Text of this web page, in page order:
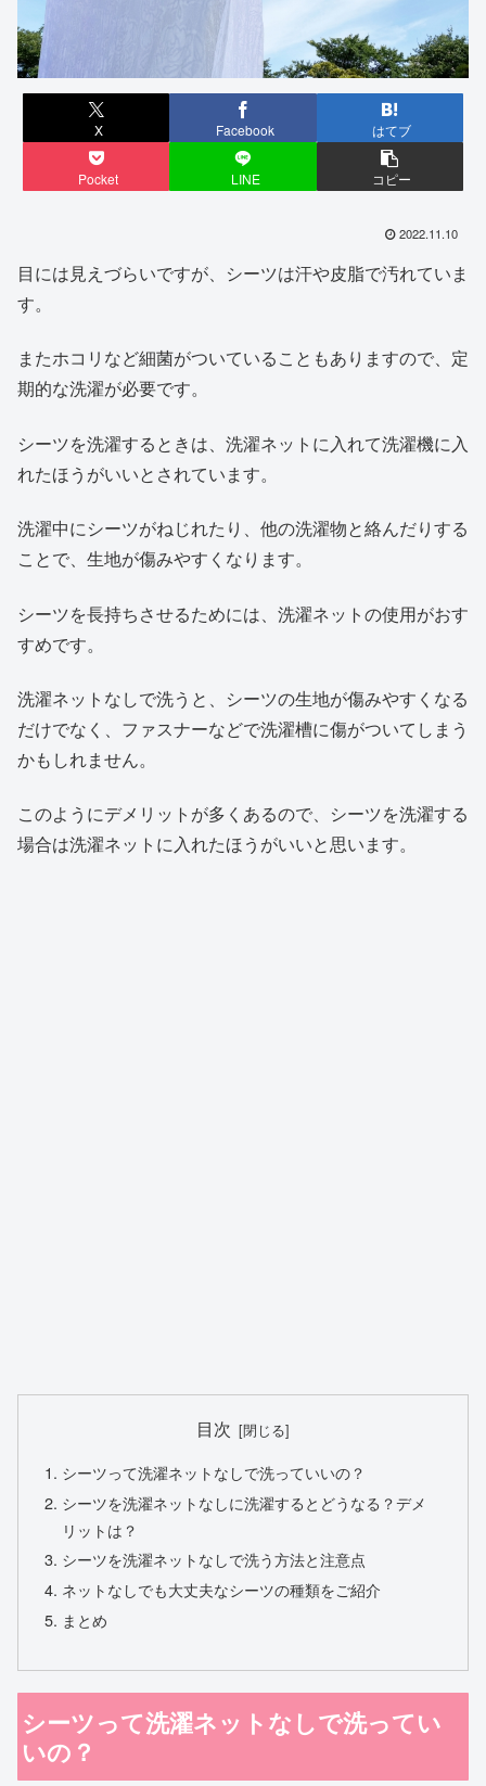
X Facebook はてブ
Pocket LINE コピー
2022.11.10
目には見えづらいですが、シーツは汗や皮脂で汚れていま
す。
またホコリなど細菌がついていることもありますので、定
期的な洗濯が必要です。
シーツを洗濯するときは、洗濯ネットに入れて洗濯機に入
れたほうがいいとされています。
洗濯中にシーツがねじれたり、他の洗濯物と絡んだりする
ことで、生地が傷みやすくなります。
シーツを長持ちさせるためには、洗濯ネットの使用がおす
すめです。
洗濯ネットなしで洗うと、シーツの生地が傷みやすくなる
だけでなく、ファスナーなどで洗濯槽に傷がついてしまう
かもしれません。
このようにデメリットが多くあるので、シーツを洗濯する
場合は洗濯ネットに入れたほうがいいと思います。
目次
シーツって洗濯ネットなしで洗っていいの？
シーツを洗濯ネットなしに洗濯するとどうなる？デメ
リットは？
シーツを洗濯ネットなしで洗う方法と注意点
ネットなしでも大丈夫なシーツの種類をご紹介
まとめ
シーツって洗濯ネットなしで洗ってい
いの？